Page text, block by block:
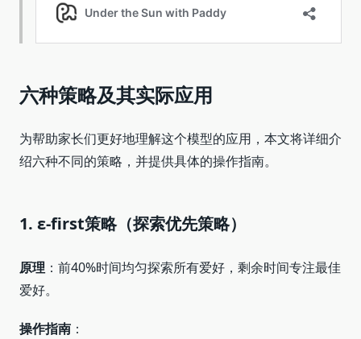
六种策略及其实际应用
为帮助家长们更好地理解这个模型的应用，本文将详细介
绍六种不同的策略，并提供具体的操作指南。
1. ε-first策略（探索优先策略）
原理 ：前40%时间均匀探索所有爱好，剩余时间专注最佳
爱好。
操作指南 ：